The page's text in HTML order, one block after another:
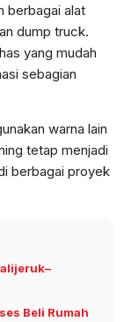
berbagai alat
dump truck.
yang mudah
sebagian
warna lain
tetap menjadi
berbagai proyek
Beli Rumah